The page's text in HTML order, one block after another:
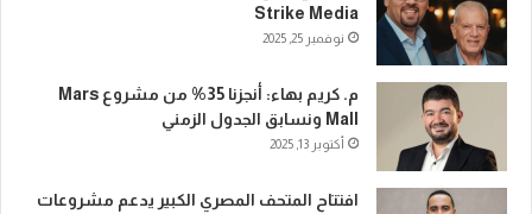
Strike Media
نوفمبر 25, 2025
م. كريم بهاء: أنجزنا 35% من مشروع Mars
Mall ونسابق الجدول الزمني
أكتوبر 13, 2025
افتتاح المتحف المصري الكبير يدعم مشروعات